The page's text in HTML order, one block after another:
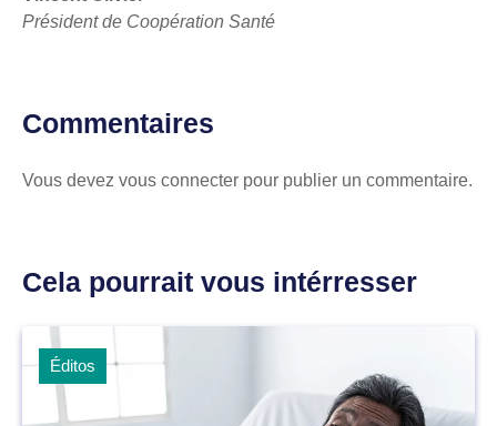
Président de Coopération Santé
Commentaires
Vous devez vous connecter pour publier un commentaire.
Cela pourrait vous intérresser
Éditos